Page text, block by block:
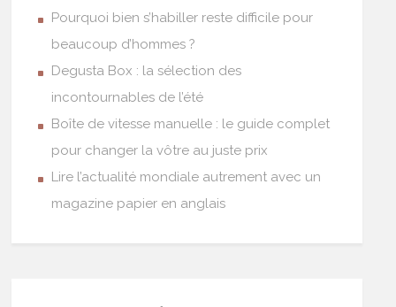
Pourquoi bien s’habiller reste difficile pour
beaucoup d’hommes ?
Degusta Box : la sélection des
incontournables de l’été
Boîte de vitesse manuelle : le guide complet
pour changer la vôtre au juste prix
Lire l’actualité mondiale autrement avec un
magazine papier en anglais